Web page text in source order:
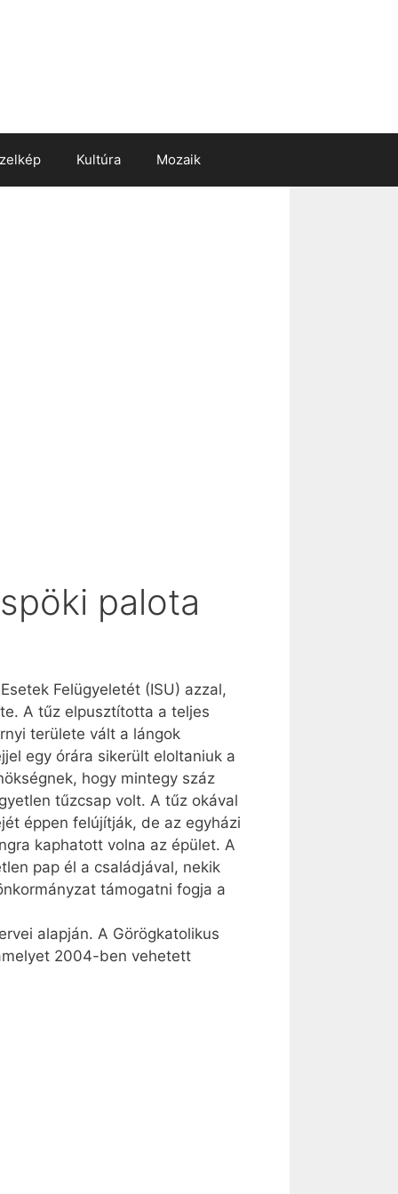
Kultúra Mozaik
palota
Felügyeletét (ISU) azzal,
A tűz elpusztította a teljes
területe vált a lángok
egy órára sikerült eloltaniuk a
hogy mintegy száz
tűzcsap volt. A tűz okával
éppen felújítják, de az egyházi
kaphatott volna az épület. A
pap él a családjával, nekik
támogatni fogja a
alapján. A Görögkatolikus
2004-ben vehetett